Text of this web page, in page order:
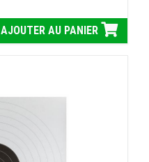
AJOUTER AU PANIER